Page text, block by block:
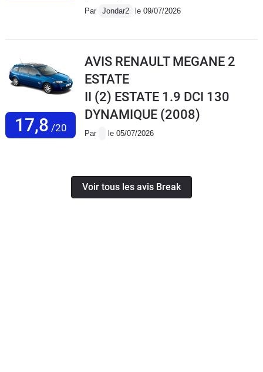
Par Jondar2 le 09/07/2026
17,8 /20
AVIS RENAULT MEGANE 2
ESTATE
II (2) ESTATE 1.9 DCI 130
DYNAMIQUE (2008)
Par le 05/07/2026
Voir tous les avis Break